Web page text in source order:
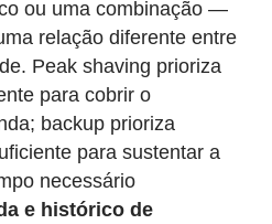
ou uma combinação —
relação diferente entre
Peak shaving prioriza
para cobrir o
backup prioriza
para sustentar a
necessário
e histórico de